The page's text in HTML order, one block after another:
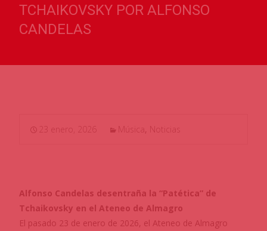
TCHAIKOVSKY POR ALFONSO
CANDELAS
23 enero, 2026 Música, Noticias
Alfonso Candelas desentraña la “Patética” de
Tchaikovsky en el Ateneo de Almagro
El pasado 23 de enero de 2026, el Ateneo de Almagro